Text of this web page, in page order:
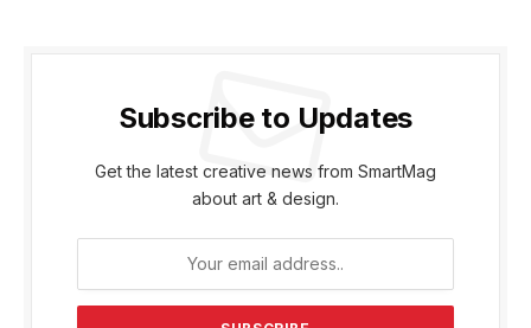
Subscribe to Updates
Get the latest creative news from SmartMag
about art & design.